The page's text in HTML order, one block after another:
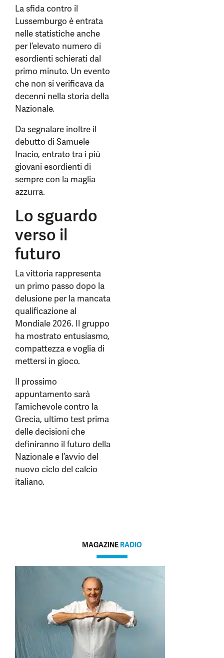
La sfida contro il
Lussemburgo è entrata
nelle statistiche anche
per l’elevato numero di
esordienti schierati dal
primo minuto. Un evento
che non si verificava da
decenni nella storia della
Nazionale.
Da segnalare inoltre il
debutto di Samuele
Inacio, entrato tra i più
giovani esordienti di
sempre con la maglia
azzurra.
Lo sguardo
verso il
futuro
La vittoria rappresenta
un primo passo dopo la
delusione per la mancata
qualificazione al
Mondiale 2026. Il gruppo
ha mostrato entusiasmo,
compattezza e voglia di
mettersi in gioco.
Il prossimo
appuntamento sarà
l’amichevole contro la
Grecia, ultimo test prima
delle decisioni che
definiranno il futuro della
Nazionale e l’avvio del
nuovo ciclo del calcio
italiano.
MAGAZINE RADIO